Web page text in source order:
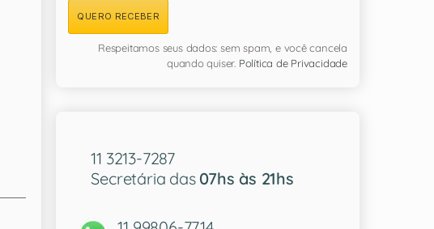
QUERO RECEBER
Respeitamos seus dados: sem spam, e você cancela
quando quiser. Política de Privacidade
11 3213-7287
Secretária das 07hs às 21hs